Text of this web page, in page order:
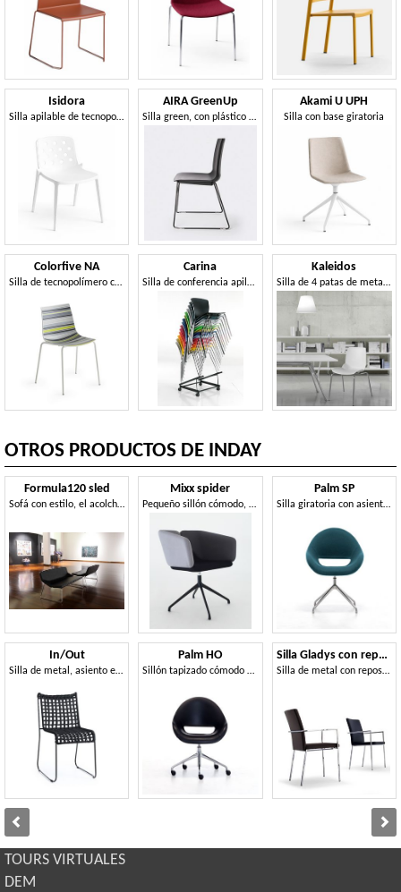
Isidora
Silla apilable de tecnopolímero
AIRA GreenUp
Silla green, con plástico reciclado
Akami U UPH
Silla con base giratoria
Colorfive NA
Silla de tecnopolímero con estructura metálica de 4 patas
Carina
Silla de conferencia apilable
Kaleidos
Silla de 4 patas de metal, recubierta de un particular tecnopolímero
OTROS PRODUCTOS DE INDAY
Formula120 sled
Sofá con estilo, el acolchado diseñado para el máximo confort, adecuado para zonas de espera
In/Out
Silla de metal, asiento en cuerda tejida, para interiores y exteriores
Mixx spider
Pequeño sillón cómodo, colores de tapicería personalizables, para la oficina y el hotel
Palm HO
Sillón tapizado cómodo para la oficina en casa con proporciones generosamente
Palm SP
Silla giratoria con asiento y respaldo en espuma ignífuga
Silla Gladys con reposabrazos
Silla de metal con reposabrazos
TOURS VIRTUALES
DEM